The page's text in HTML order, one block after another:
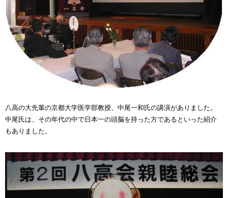
八高の大先輩の京都大学医学部教授、中尾一和氏の講演がありました。
中尾氏は、その年代の中で日本一の頭脳を持った方であるといった紹介
もありました。